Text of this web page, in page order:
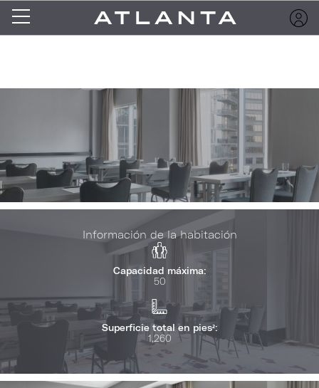
Información de la habitación
Capacidad máxima:
50
Superficie total en pies²:
1,260